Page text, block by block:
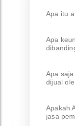
Apa itu
Apa
Apa
dijual
Apakah
jasa